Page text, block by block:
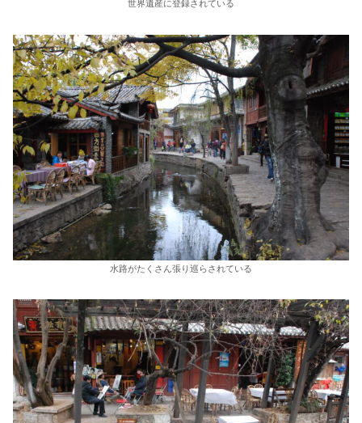
世界遺産に登録されている
水路がたくさん張り巡らされている